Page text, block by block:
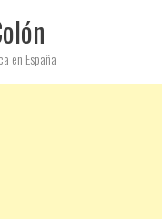
en España